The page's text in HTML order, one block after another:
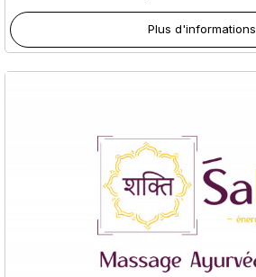
Plus d'informations